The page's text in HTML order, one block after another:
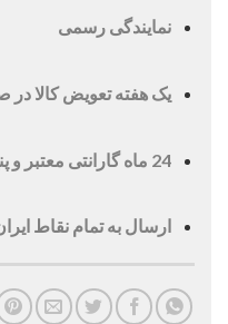
نمایندگی رسمی
یک هفته تعویض کالا
24 ماه گارانتی معتبر و پنج سال خدمات پس از فروش
ارسال به تمام نقاط